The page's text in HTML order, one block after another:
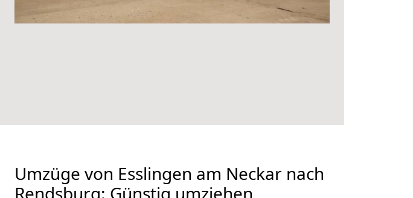
Umzüge von Esslingen am Neckar nach
Rendsburg: Günstig umziehen